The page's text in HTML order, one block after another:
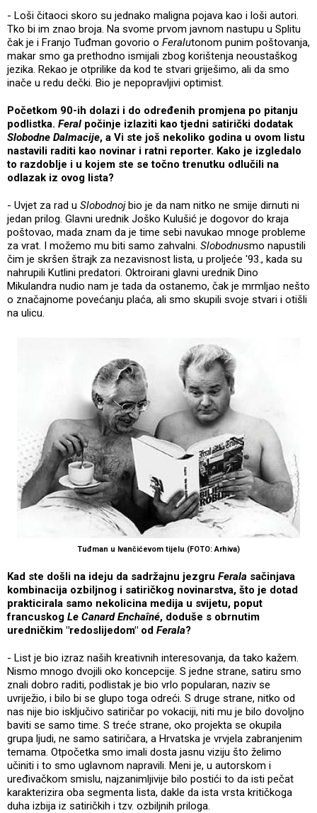
- Loši čitaoci skoro su jednako maligna pojava kao i loši autori.
Tko bi im znao broja. Na svome prvom javnom nastupu u Splitu
čak je i Franjo Tuđman govorio o Feralutonom punim poštovanja,
makar smo ga prethodno ismijali zbog korištenja neoustaškog
jezika. Rekao je otprilike da kod te stvari griješimo, ali da smo
inače u redu dečki. Bio je nepopravljivi optimist.
Početkom 90-ih dolazi i do određenih promjena po pitanju
podlistka. Feral počinje izlaziti kao tjedni satirički dodatak
Slobodne Dalmacije, a Vi ste još nekoliko godina u ovom listu
nastavili raditi kao novinar i ratni reporter. Kako je izgledalo
to razdoblje i u kojem ste se točno trenutku odlučili na
odlazak iz ovog lista?
- Uvjet za rad u Slobodnojbio je da nam nitko ne smije dirnuti ni
jedan prilog. Glavni urednik Joško Kulušić je dogovor do kraja
poštovao, mada znam da je time sebi navukao mnoge probleme
za vrat. I možemo mu biti samo zahvalni. Slobodnusmo napustili
čim je skršen štrajk za nezavisnost lista, u proljeće '93., kada su
nahrupili Kutlini predatori. Oktroirani glavni urednik Dino
Mikulandra nudio nam je tada da ostanemo, čak je mrmljao nešto
o značajnome povećanju plaća, ali smo skupili svoje stvari i otišli
na ulicu.
Tuđman u Ivančićevom tijelu (FOTO: Arhiva)
Kad ste došli na ideju da sadržajnu jezgru Ferala sačinjava
kombinacija ozbiljnog i satiričkog novinarstva, što je dotad
prakticirala samo nekolicina medija u svijetu, poput
francuskog Le Canard Enchaîné, doduše s obrnutim
uredničkim "redoslijedom" od Ferala?
- List je bio izraz naših kreativnih interesovanja, da tako kažem.
Nismo mnogo dvojili oko koncepcije. S jedne strane, satiru smo
znali dobro raditi, podlistak je bio vrlo popularan, naziv se
uvriježio, i bilo bi se glupo toga odreći. S druge strane, nitko od
nas nije bio isključivo satiričar po vokaciji, niti mu je bilo dovoljno
baviti se samo time. S treće strane, oko projekta se okupila
grupa ljudi, ne samo satiričara, a Hrvatska je vrvjela zabranjenim
temama. Otpočetka smo imali dosta jasnu viziju što želimo
učiniti i to smo uglavnom napravili. Meni je, u autorskom i
uređivačkom smislu, najzanimljivije bilo postići to da isti pečat
karakterizira oba segmenta lista, dakle da ista vrsta kritičkoga
duha izbija iz satiričkih i tzv. ozbiljnih priloga.